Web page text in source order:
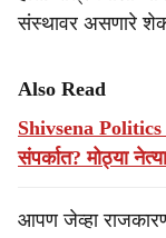
संस्थावर असणारे
Also Read
Shivsena Politics
संपर्कात? मोठ्या
आपण जेव्हा